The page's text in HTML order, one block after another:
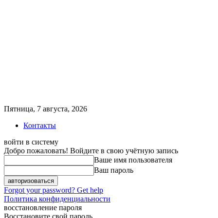
Пятница, 7 августа, 2026
Контакты
войти в систему
Добро пожаловать! Войдите в свою учётную запись
Ваше имя пользователя
Ваш пароль
Forgot your password? Get help
Политика конфиденциальности
восстановление пароля
Восстановите свой пароль